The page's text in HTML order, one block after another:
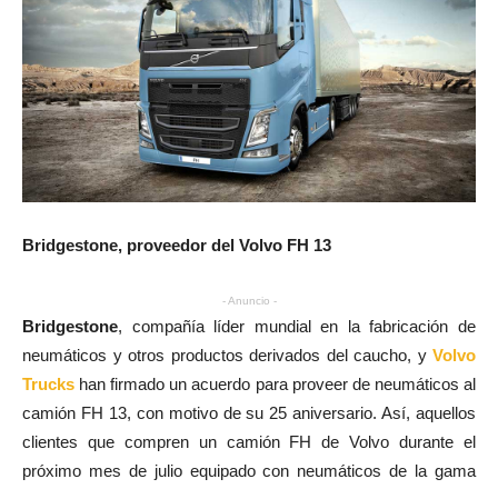
Bridgestone, proveedor del Volvo FH 13
- Anuncio -
Bridgestone, compañía líder mundial en la fabricación de
neumáticos y otros productos derivados del caucho, y Volvo
Trucks han firmado un acuerdo para proveer de neumáticos al
camión FH 13, con motivo de su 25 aniversario. Así, aquellos
clientes que compren un camión FH de Volvo durante el
próximo mes de julio equipado con neumáticos de la gama